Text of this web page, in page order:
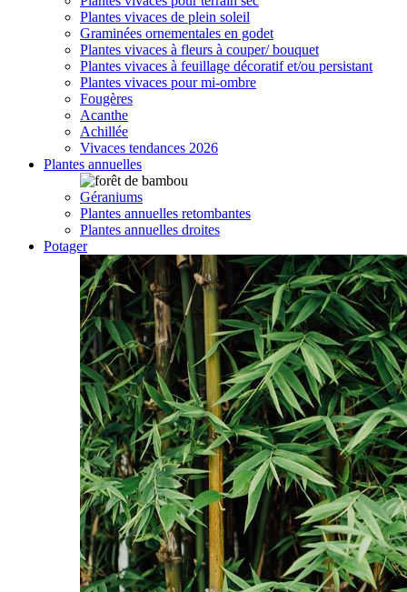
Plantes vivaces de plein soleil
Graminées ornementales en godet
Plantes vivaces à fleurs à couper/ bouquet
Plantes vivaces à feuillage décoratif et/ou persistant
Plantes vivaces pour mi-ombre
Fougères
Acanthe
Achillée
Vivaces tendances 2026
Plantes annuelles
Géraniums
Plantes annuelles retombantes
Plantes annuelles droites
Potager